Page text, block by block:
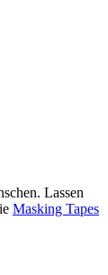
Lassen
Masking Tapes